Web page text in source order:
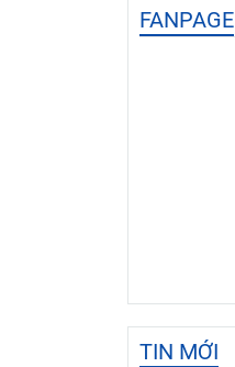
FANPAGE
TIN MỚI